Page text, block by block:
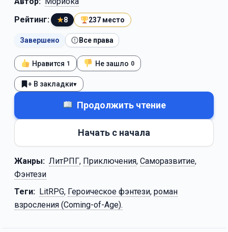
Рейтинг:
★8 237 место
Завершено Все права
Нравится 1 Не зашло 0
+ В закладки▾
Продолжить чтение
Начать с начала
Жанры: ЛитРПГ, Приключения, Саморазвитие,
Фэнтези
Теги: LitRPG, Героическое фэнтези, роман
взросления (Coming-of-Age).